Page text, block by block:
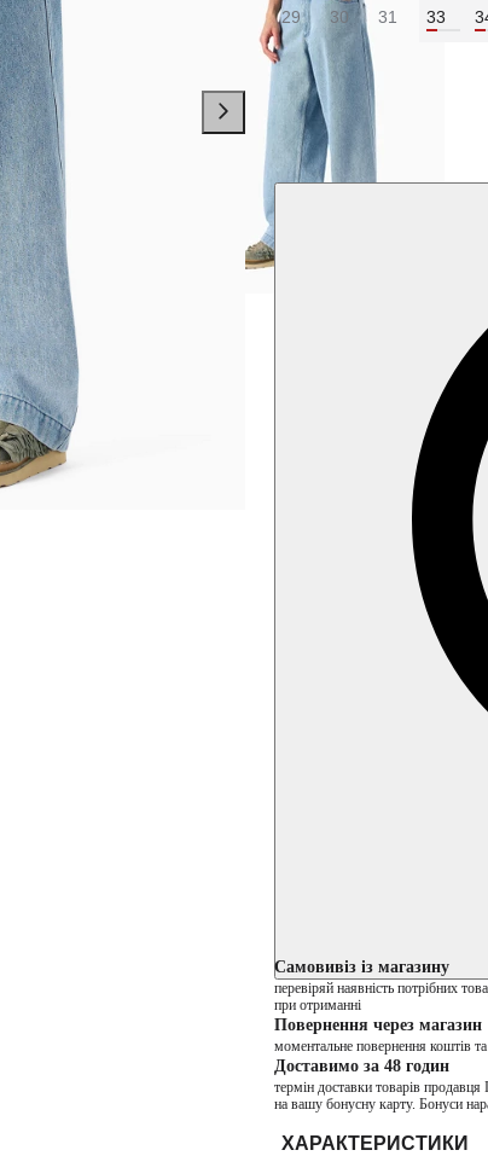
29 30 31 33
Колір: Синій
Самовивіз із магазину
перевіряй наявність потрібних
при отриманні
Повернення через магазин
моментальне повернення коштів
Доставимо за 48 годин
термін доставки товарів
на вашу бонусну карту. Бонуси
ХАРАКТЕРИСТИКИ